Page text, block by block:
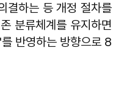
결하는 등 개정 절차를
분류체계를 유지하면
반영하는 방향으로 8